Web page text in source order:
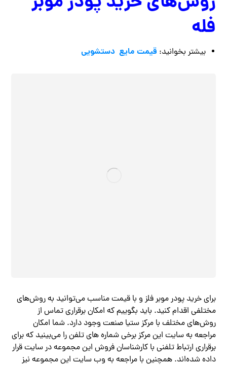
فله
بیشتر بخوانید: قیمت مایع دستشویی
برای خرید پودر موبر فلز و با قیمت مناسب می‌توانید به روش‌های
مختلفی اقدام کنید. باید بگوییم که امکان برقراری تماس از
روش‌های مختلف با مرکز ستیا صنعت وجود دارد. شما امکان
مراجعه به سایت این مرکز برخی شماره‌ های تلفن را می‌بینید که برای
برقراری ارتباط تلفنی با کارشناسان فروش این مجموعه در سایت قرار
داده شده‌اند. همچنین با مراجعه به وب سایت این مجموعه نیز